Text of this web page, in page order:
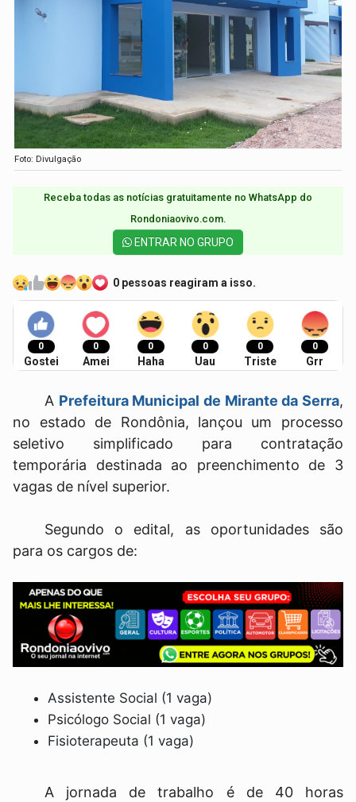
Foto: Divulgação
Receba todas as notícias gratuitamente no WhatsApp do
Rondoniaovivo.com.​
ENTRAR NO GRUPO
0 pessoas reagiram a isso.
0
Gostei
0
Amei
0
Haha
0
Uau
0
Triste
0
Grr
A Prefeitura Municipal de Mirante da Serra,
no estado de Rondônia, lançou um processo
seletivo simplificado para contratação
temporária destinada ao preenchimento de 3
vagas de nível superior.
Segundo o edital, as oportunidades são
para os cargos de:
Assistente Social (1 vaga)
Psicólogo Social (1 vaga)
Fisioterapeuta (1 vaga)
A jornada de trabalho é de 40 horas